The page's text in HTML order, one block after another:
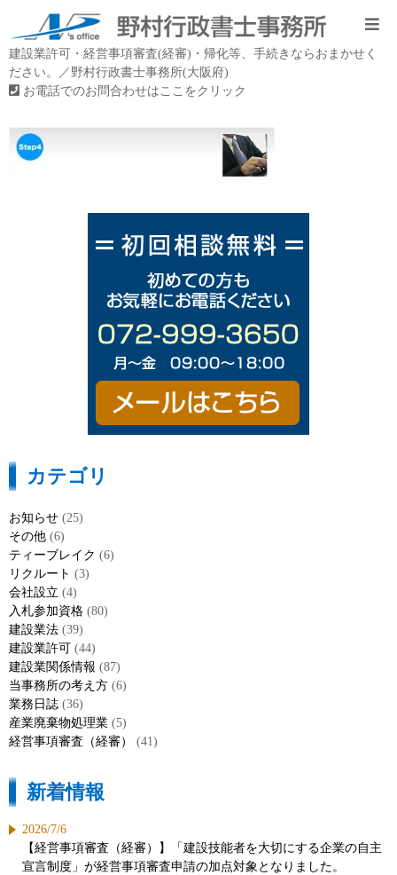
建設業許可・経営事項審査(経審)・帰化等、手続きならおまかせく
ださい。／野村行政書士事務所(大阪府)
お電話でのお問合わせはここをクリック
カテゴリ
お知らせ (25)
その他 (6)
ティーブレイク (6)
リクルート (3)
会社設立 (4)
入札参加資格 (80)
建設業法 (39)
建設業許可 (44)
建設業関係情報 (87)
当事務所の考え方 (6)
業務日誌 (36)
産業廃棄物処理業 (5)
経営事項審査（経審）
(41)
新着情報
2026/7/6
【経営事項審査（経審）】「建設技能者を大切にする企業の自主
宣言制度」が経営事項審査申請の加点対象となりました。